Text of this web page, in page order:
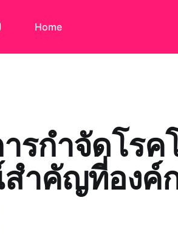
Home
รกำจัดโรค
ำคัญที่องค์